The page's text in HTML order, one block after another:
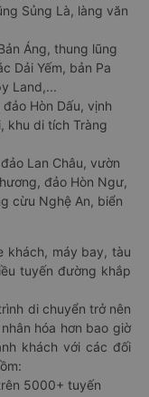
Sủng Là, làng văn
Áng, thung lũng
Dải Yếm, bản Pa
Land,...
Hòn Dấu, vịnh
khu di tích Tràng
Lan Châu, vườn
đảo Hòn Ngư,
cừu Nghệ An, biển
khách, máy bay, tàu
tuyến đường khắp
di chuyển trở nên
hóa hơn bao giờ
khách với các đối
5000+ tuyến